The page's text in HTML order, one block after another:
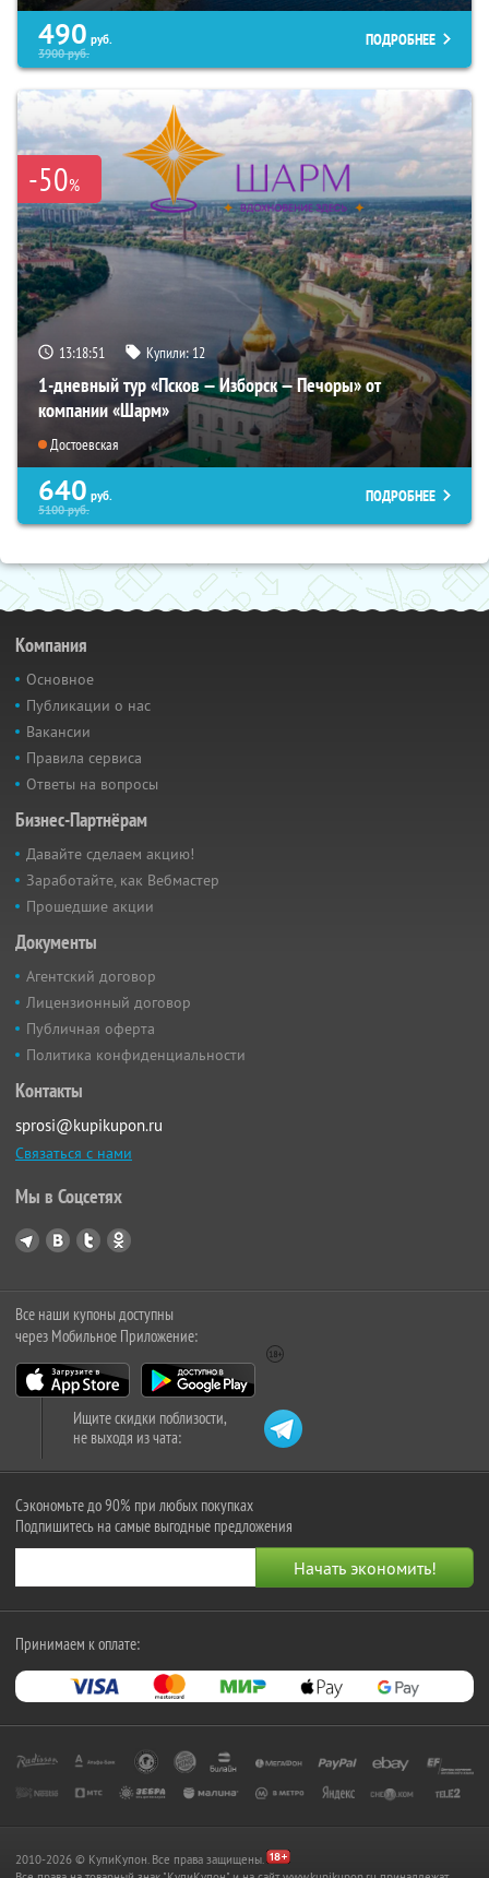
490 руб.
3900руб.
ПОДРОБНЕЕ
-50%
13:18:50 Купили:12
1-дневный тур «Псков — Изборск — Печоры» от
компании «Шарм»
Достоевская
640 руб.
5100руб.
ПОДРОБНЕЕ
Компания
Основное
Публикации о нас
Вакансии
Правила сервиса
Ответы на вопросы
Бизнес-Партнёрам
Давайте сделаем акцию!
Заработайте, как Вебмастер
Прошедшие акции
Документы
Агентский договор
Лицензионный договор
Публичная оферта
Политика конфиденциальности
Контакты
sprosi@kupikupon.ru
Связаться с нами
Мы в Соцсетях
Все наши купоны доступны
через Мобильное Приложение:
Ищите скидки поблизости,
не выходя из чата:
Сэкономьте до 90% при любых покупках
Подпишитесь на самые выгодные предложения
Принимаем к оплате:
2010-2026 © КупиКупон. Все права защищены.